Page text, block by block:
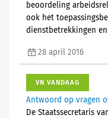
beoordeling
ook het
dienstbetrekkingen
28 april 2016
VN VANDAAG
Antwoord op vragen
De Staatssecretaris